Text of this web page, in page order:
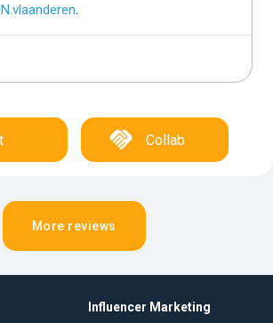
Collab
More reviews
Influencer Marketing